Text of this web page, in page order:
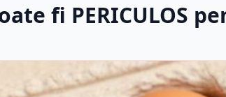
fi PERICULOS